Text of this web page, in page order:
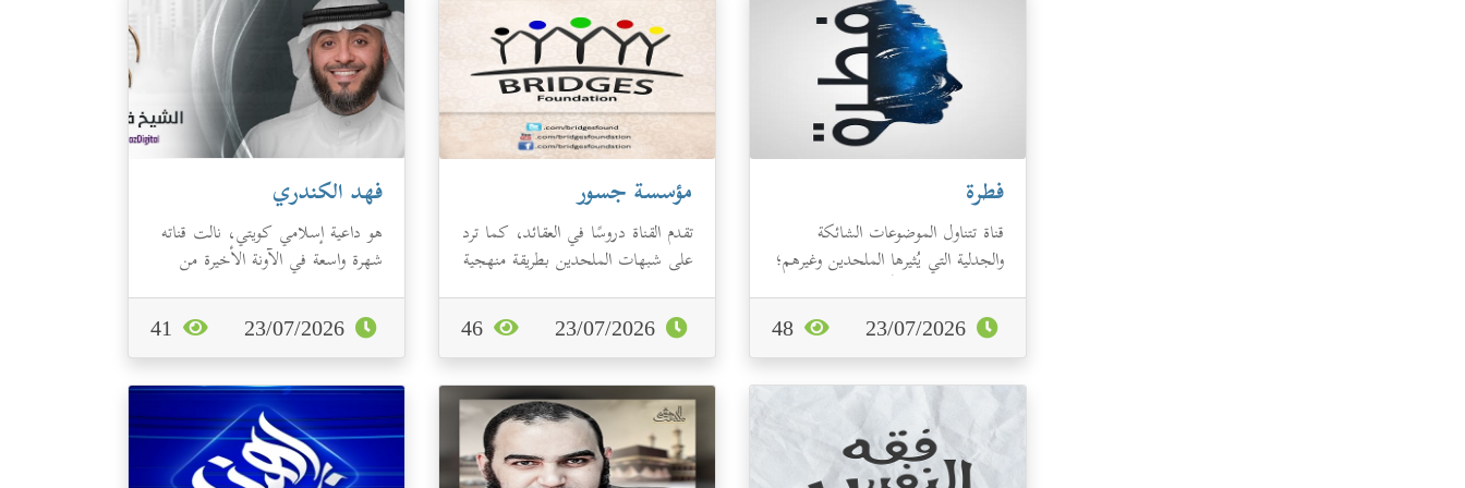
فطرة
قناة تتناول الموضوعات الشائكة
والجدلية التي يُثيرها الملحدين وغيرهم؛
فترد عليهم القناة بأسلوب علمي و...
مؤسسة جسور
تقدم القناة دروسًا في العقائد، كما ترد
على شبهات الملحدين بطريقة منهجية
ومدروسة.وتقدم البرامج باللغة...
فهد الكندري
هو داعية إسلامي كويتي، نالت قناته
شهرة واسعة في الآونة الأخيرة من
برامجه المميزة التي يقدمها، فهي
تن...